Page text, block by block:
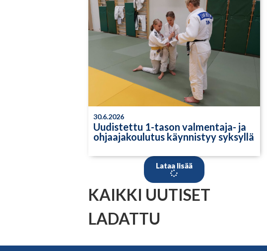
30.6.2026
Uudistettu 1-tason valmentaja- ja
ohjaajakoulutus käynnistyy syksyllä
Lataa lisää
KAIKKI UUTISET
LADATTU